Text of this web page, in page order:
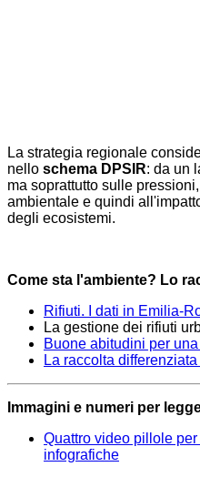
La strategia regionale
nello schema DPSIR: da un
ma soprattutto sulle
ambientale e quindi
degli ecosistemi.
Come sta l'ambiente? Lo
Rifiuti. I dati in Emilia-
La gestione dei rifiuti
Buone abitudini per
La raccolta
Immagini e numeri per
Quattro video pillole
infografiche